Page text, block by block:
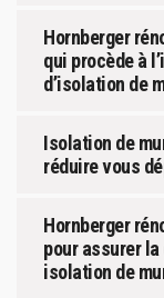
Hornberger
qui procède à
d’isolation de
Isolation de
réduire vous
Hornberger
pour assurer
isolation de